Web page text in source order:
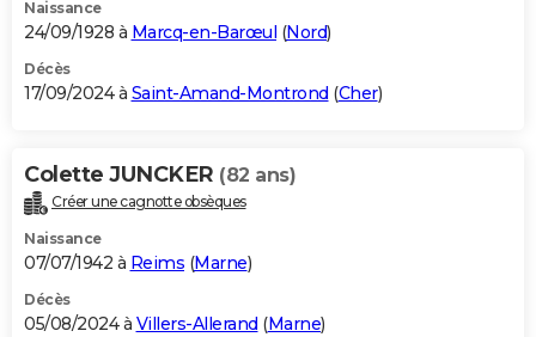
Naissance
24/09/1928 à Marcq-en-Barœul (Nord)
Décès
17/09/2024 à Saint-Amand-Montrond (Cher)
Colette JUNCKER (82 ans)
Créer une cagnotte obsèques
Naissance
07/07/1942 à Reims (Marne)
Décès
05/08/2024 à Villers-Allerand (Marne)